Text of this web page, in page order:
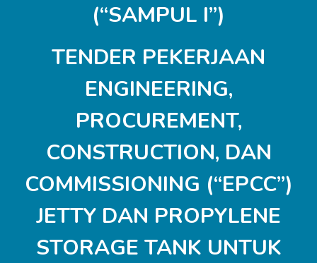
(“SAMPUL I”)
TENDER PEKERJAAN
ENGINEERING,
PROCUREMENT,
CONSTRUCTION, DAN
COMMISSIONING (“EPCC”)
JETTY DAN PROPYLENE
STORAGE TANK UNTUK